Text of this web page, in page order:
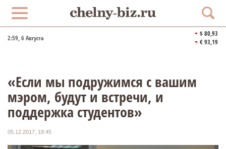
2:59, 6 Августа
$ 80,93
€ 93,19
«Если мы подружимся с вашим
мэром, будут и встречи, и
поддержка студентов»
05.12.2017, 18:45